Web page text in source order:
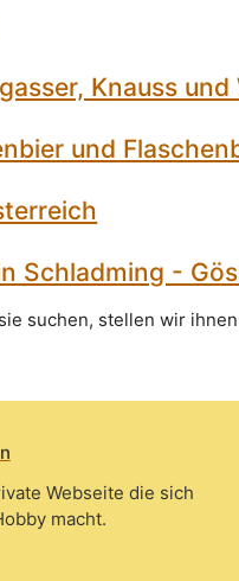
Knauss
und
Schladming -
suchen, stellen wir
Webseite die sich
macht.